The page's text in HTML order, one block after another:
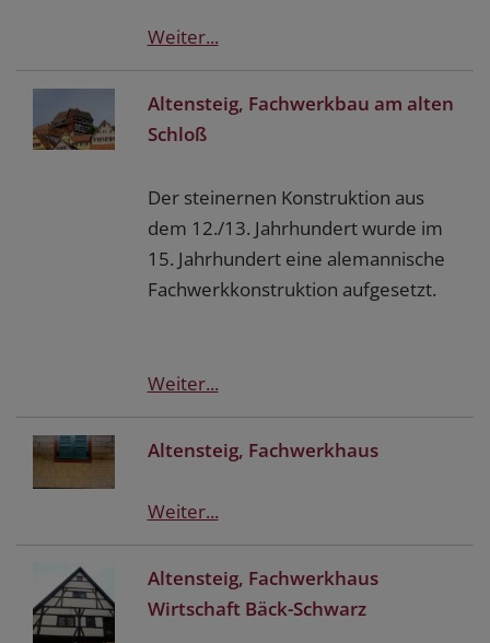
Weiter...
Altensteig, Fachwerkbau am alten
Schloß
Der steinernen Konstruktion aus
dem 12./13. Jahrhundert wurde im
15. Jahrhundert eine alemannische
Fachwerkkonstruktion aufgesetzt.
Weiter...
Altensteig, Fachwerkhaus
Weiter...
Altensteig, Fachwerkhaus
Wirtschaft Bäck-Schwarz